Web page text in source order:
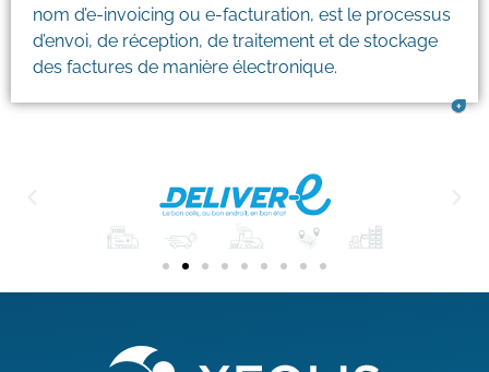
nom d’e-invoicing ou e-facturation, est le processus
d’envoi, de réception, de traitement et de stockage
des factures de manière électronique.